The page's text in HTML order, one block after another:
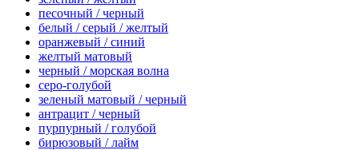
песочный / черный
белый / серый / желтый
оранжевый / синий
желтый матовый
черный / морская волна
серо-голубой
зеленый матовый / черный
антрацит / черный
пурпурный / голубой
бирюзовый / лайм